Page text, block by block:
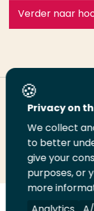
Verder naar
Deel deze pagina
Deel
LinkedIn
Deel
op
Twitter
op
Privacy on
We collect
to better
give your
purposes, or
more